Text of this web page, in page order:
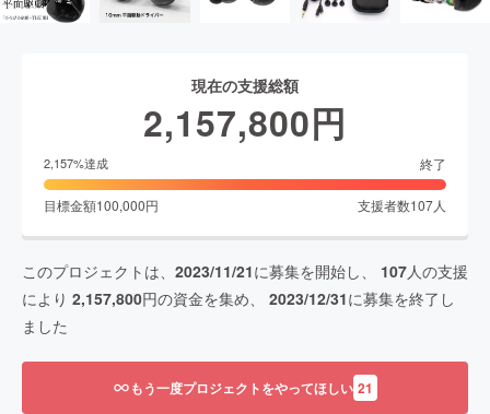
現在の支援総額
2,157,800円
2,157%達成 終了
目標金額100,000円 支援者数107人
このプロジェクトは、 2023/11/21に募集を開始し、 107人の支援
により 2,157,800円の資金を集め、 2023/12/31に募集を終了し
ました
もう一度プロジェクトをやってほしい 21